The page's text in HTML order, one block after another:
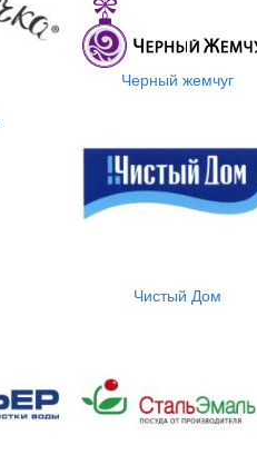
Черный жемчуг
Чистый Дом